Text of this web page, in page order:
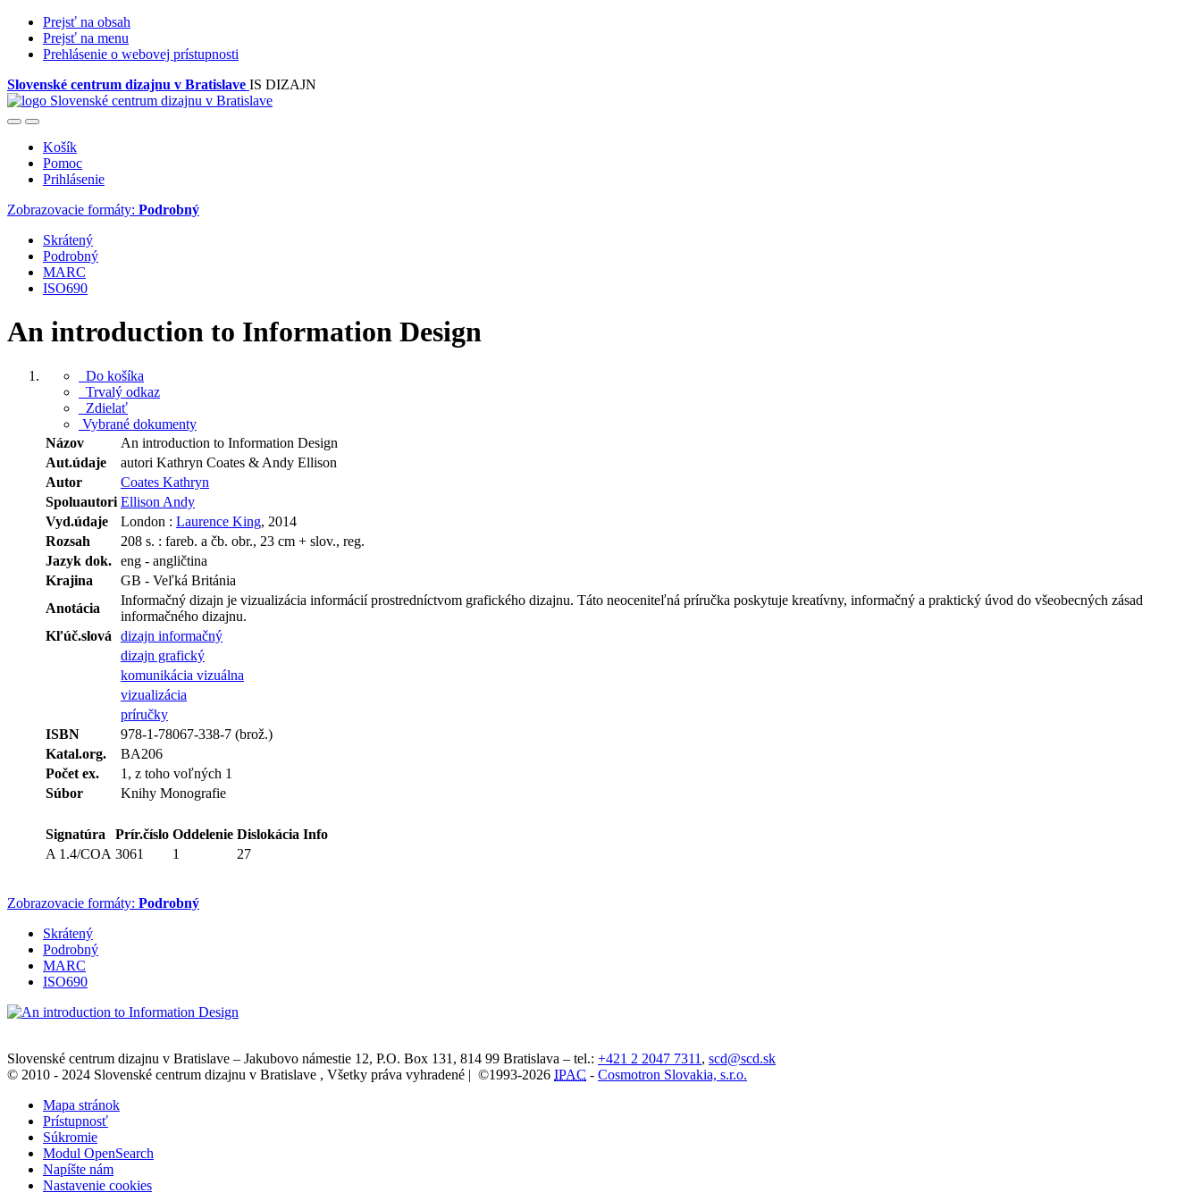
Prejsť na obsah
Prejsť na menu
Prehlásenie o webovej prístupnosti
Slovenské centrum dizajnu v Bratislave IS DIZAJN
Košík
Pomoc
Prihlásenie
Zobrazovacie formáty: Podrobný
Skrátený
Podrobný
MARC
ISO690
An introduction to Information Design
Do košíka
Trvalý odkaz
Zdielať
Vybrané dokumenty
Názov
An introduction to Information Design
Aut.údaje
autori Kathryn Coates & Andy Ellison
Autor
Coates Kathryn
Spoluautori Ellison Andy
Vyd.údaje
London : Laurence King, 2014
Rozsah
208 s. : fareb. a čb. obr., 23 cm + slov., reg.
Jazyk dok. eng - angličtina
Krajina
GB - Veľká Británia
Anotácia
Informačný dizajn je vizualizácia informácií prostredníctvom grafického dizajnu. Táto neoceniteľná príručka poskytuje kreatívny, informačný a praktický úvod do všeobecných zásad
informačného dizajnu.
Kľúč.slová
dizajn informačný
dizajn grafický
komunikácia vizuálna
vizualizácia
príručky
ISBN
978-1-78067-338-7 (brož.)
Katal.org.
BA206
Počet ex.
1, z toho voľných 1
Súbor
Knihy Monografie
Signatúra Prír.číslo Oddelenie Dislokácia Info
A 1.4/COA 3061 1 27
Zobrazovacie formáty: Podrobný
Skrátený
Podrobný
MARC
ISO690
Slovenské centrum dizajnu v Bratislave – Jakubovo námestie 12, P.O. Box 131, 814 99 Bratislava – tel.: +421 2 2047 7311 , scd@scd.sk
© 2010 - 2024 Slovenské centrum dizajnu v Bratislave , Všetky práva vyhradené | ©1993-2026 IPAC - Cosmotron Slovakia, s.r.o.
Mapa stránok
Prístupnosť
Súkromie
Modul OpenSearch
Napíšte nám
Nastavenie cookies